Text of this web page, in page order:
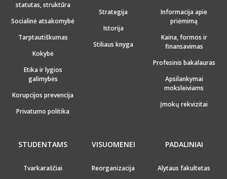
statutas, struktūra
Socialinė atsakomybė
Tarptautiškumas
Kokybė
Etika ir lygios
galimybės
Korupcijos prevencija
Privatumo politika
Strategija
Istorija
Stiliaus knyga
Informacija apie
priėmimą
Kaina, formos ir
finansavimas
Profesinis bakalauras
Apsilankymai
moksleiviams
Įmokų rekvizitai
STUDENTAMS
Tvarkaraščiai
VISUOMENEI
Reorganizacija
PADALINIAI
Alytaus fakultetas